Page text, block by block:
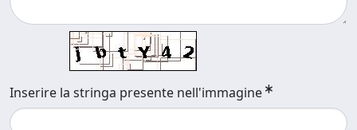
Inserire la stringa presente nell'immagine